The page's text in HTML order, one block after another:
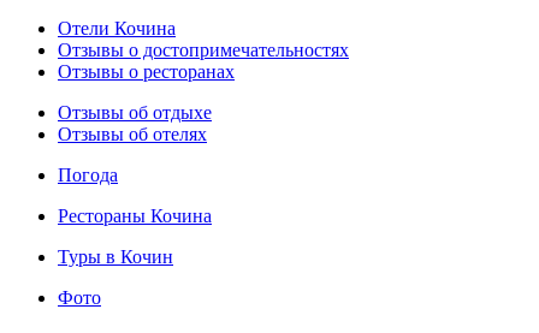
Отели Кочина
Отзывы о достопримечательностях
Отзывы о ресторанах
Отзывы об отдыхе
Отзывы об отелях
Погода
Рестораны Кочина
Туры в Кочин
Фото